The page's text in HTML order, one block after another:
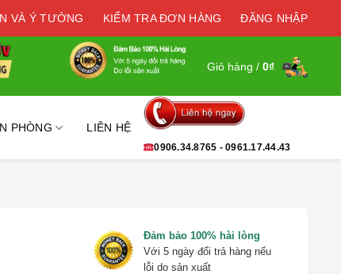
VÀ Ý TƯỞNG KIỂM TRA ĐƠN HÀNG ĐĂNG NHẬP
Giỏ hàng / 0₫
PHÒNG LIÊN HỆ
0906.34.8765 - 0961.17.44.43
Đảm bảo 100% hài lòng
Với 5 ngày đổi trả hàng nếu
lỗi do sản xuất